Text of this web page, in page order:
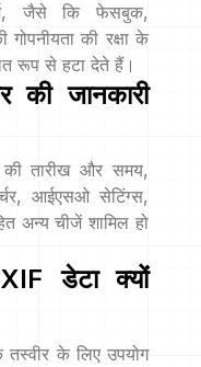
जैसे कि फेसबुक,
गोपनीयता की रक्षा के
रूप से हटा देते हैं।
की जानकारी
तारीख और समय,
आईएसओ सेटिंग्स,
अन्य चीजें शामिल हो
डेटा क्यों
के लिए उपयोग